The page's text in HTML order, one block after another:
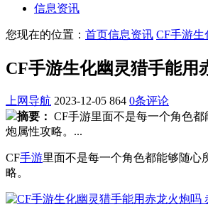
信息资讯
您现在的位置： 首页信息资讯 CF手游生
CF手游生化幽灵猎手能用
上网导航 2023-12-05 864 0条评论
摘要： CF手游里面不是每一个角色
炮属性攻略。...
CF手游里面不是每一个角色都能够随心
略。